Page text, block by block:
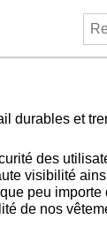
durables et
des
visibilité
peu
de nos